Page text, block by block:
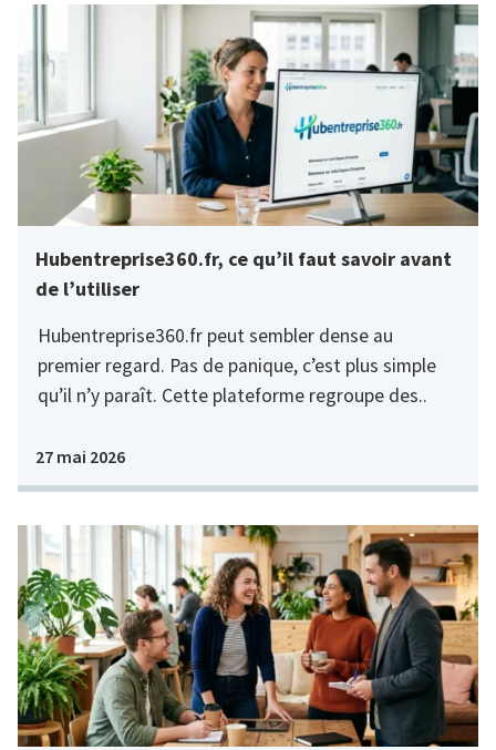
Hubentreprise360.fr, ce qu’il faut savoir avant
de l’utiliser
Hubentreprise360.fr peut sembler dense au
premier regard. Pas de panique, c’est plus simple
qu’il n’y paraît. Cette plateforme regroupe des..
27 mai 2026